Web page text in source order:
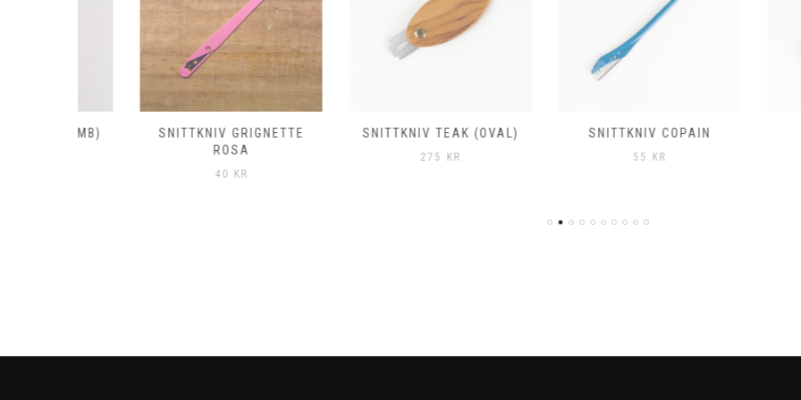
SNITTKNIV GRIGNETTE
SNITTKNIV TEAK (OVAL) SNITTKNIV COPAIN